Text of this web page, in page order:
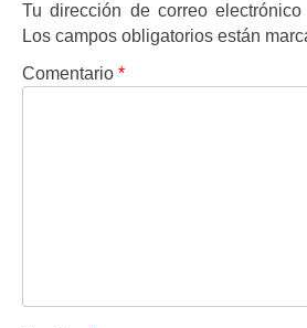
Tu dirección de correo
Los campos obligatorios están
Comentario *